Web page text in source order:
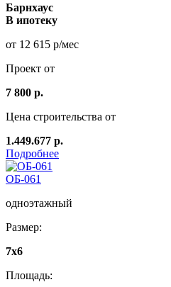
Барнхаус
В ипотеку
от 12 615 р/мес
Проект от
7 800 р.
Цена строительства от
1.449.677 р.
Подробнее
ОБ-061
одноэтажный
Размер:
7x6
Площадь: